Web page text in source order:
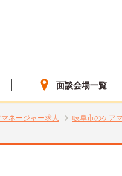
面談会場一覧
ネージャー求人 岐阜市のケア